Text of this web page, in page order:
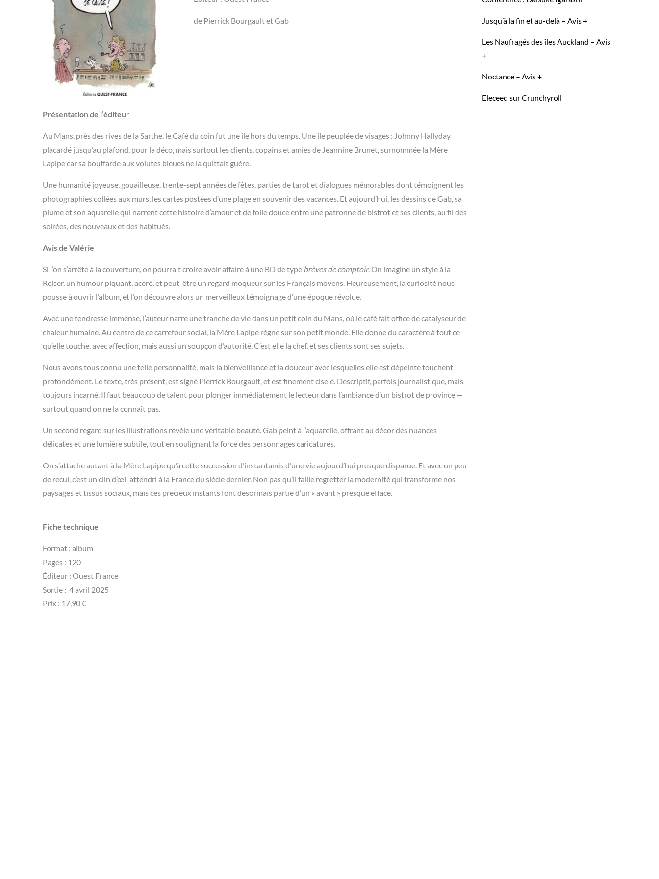
de Pierrick Bourgault et Gab
Présentation de l’éditeur
Au Mans, près des rives de la Sarthe, le Café du coin fut une île hors du temps. Une île peuplée de visages : Johnny Hallyday
placardé jusqu’au plafond, pour la déco, mais surtout les clients, copains et amies de Jeannine Brunet, surnommée la Mère
Lapipe car sa bouffarde aux volutes bleues ne la quittait guère.
Une humanité joyeuse, gouailleuse, trente-sept années de fêtes, parties de tarot et dialogues mémorables dont témoignent les
photographies collées aux murs, les cartes postées d’une plage en souvenir des vacances. Et aujourd’hui, les dessins de Gab, sa
plume et son aquarelle qui narrent cette histoire d’amour et de folie douce entre une patronne de bistrot et ses clients, au fil des
soirées, des nouveaux et des habitués.
Avis de Valérie
Si l’on s’arrête à la couverture, on pourrait croire avoir affaire à une BD de type brèves de comptoir. On imagine un style à la
Reiser, un humour piquant, acéré, et peut-être un regard moqueur sur les Français moyens. Heureusement, la curiosité nous
pousse à ouvrir l’album, et l’on découvre alors un merveilleux témoignage d’une époque révolue.
Avec une tendresse immense, l’auteur narre une tranche de vie dans un petit coin du Mans, où le café fait office de catalyseur de
chaleur humaine. Au centre de ce carrefour social, la Mère Lapipe règne sur son petit monde. Elle donne du caractère à tout ce
qu’elle touche, avec affection, mais aussi un soupçon d’autorité. C’est elle la chef, et ses clients sont ses sujets.
Nous avons tous connu une telle personnalité, mais la bienveillance et la douceur avec lesquelles elle est dépeinte touchent
profondément. Le texte, très présent, est signé Pierrick Bourgault, et est finement ciselé. Descriptif, parfois journalistique, mais
toujours incarné. Il faut beaucoup de talent pour plonger immédiatement le lecteur dans l’ambiance d’un bistrot de province —
surtout quand on ne la connaît pas.
Un second regard sur les illustrations révèle une véritable beauté. Gab peint à l’aquarelle, offrant au décor des nuances
délicates et une lumière subtile, tout en soulignant la force des personnages caricaturés.
On s’attache autant à la Mère Lapipe qu’à cette succession d’instantanés d’une vie aujourd’hui presque disparue. Et avec un peu
de recul, c’est un clin d’œil attendri à la France du siècle dernier. Non pas qu’il faille regretter la modernité qui transforme nos
paysages et tissus sociaux, mais ces précieux instants font désormais partie d’un « avant » presque effacé.
Fiche technique
Format : album
Pages : 120
Éditeur ‏: ‎Ouest France
Sortie : ‎ 4 avril 2025
Prix : 17,90 €
Jusqu’à la fin et au-delà – Avis +
Les Naufragés des îles Auckland – Avis
+
Noctance – Avis +
Eleceed sur Crunchyroll